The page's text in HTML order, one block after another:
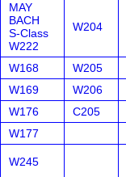
MAY
BACH
S-Class
W222
W204
W168 W205
W169
W206
W176
C205
W177
W245